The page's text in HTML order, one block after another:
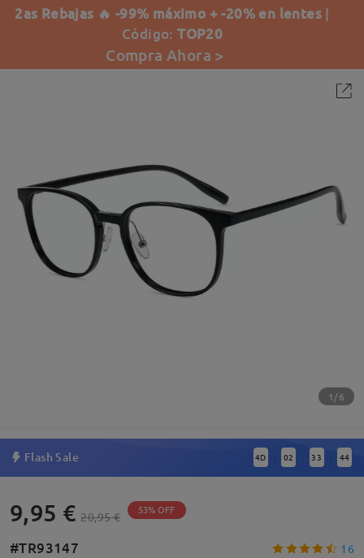
2as Rebajas 🔥 -99% máximo + -20% en lentes |
Código:TOP20
Compra Ahora >
1/6
Flash Sale 4D : 02 : 33 : 44
9,95 € 20,95 € 53% OFF
#TR93147 16